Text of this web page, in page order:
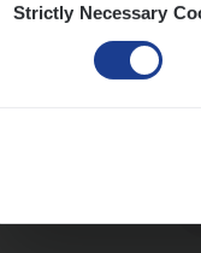
Selection
Strictly Necessary